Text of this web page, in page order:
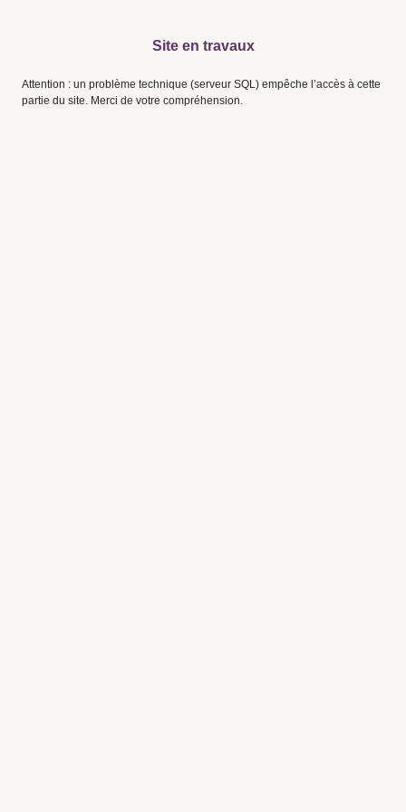
Site en travaux
Attention : un problème technique (serveur SQL) empêche l’accès à cette
partie du site. Merci de votre compréhension.